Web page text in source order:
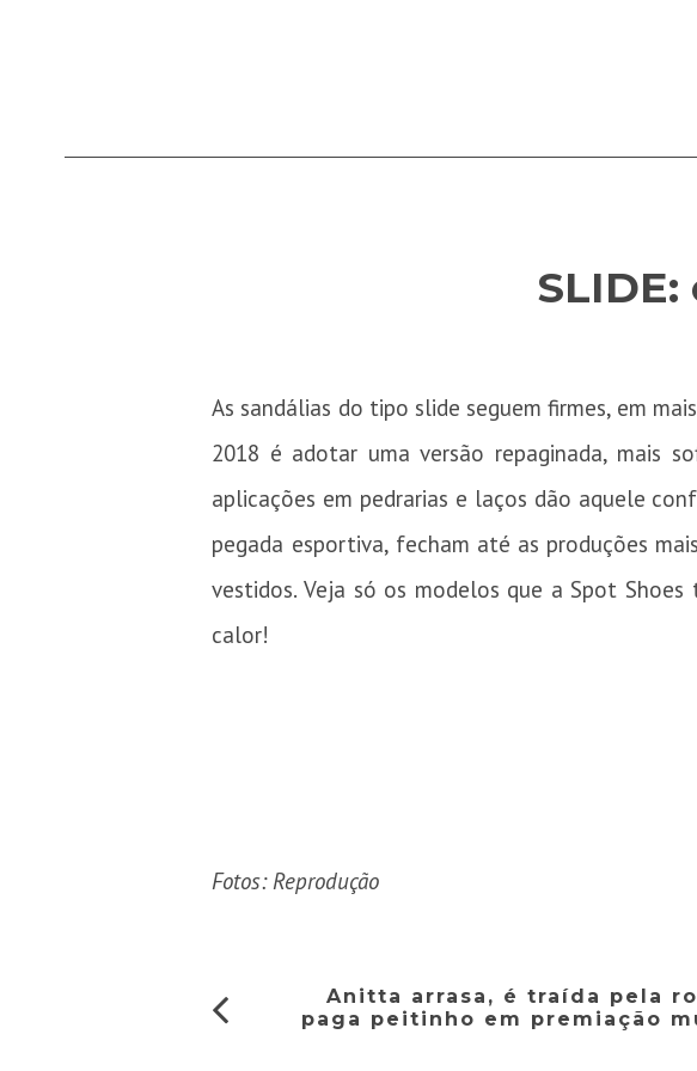
As sandálias do tipo slide seguem firmes, em
2018 é adotar uma versão repaginada, mais
aplicações em pedrarias e laços dão aquele
pegada esportiva, fecham até as produções
vestidos. Veja só os modelos que a Spot
calor!
Fotos: Reprodução
Anitta arrasa, é traída pela
paga peitinho em premiação